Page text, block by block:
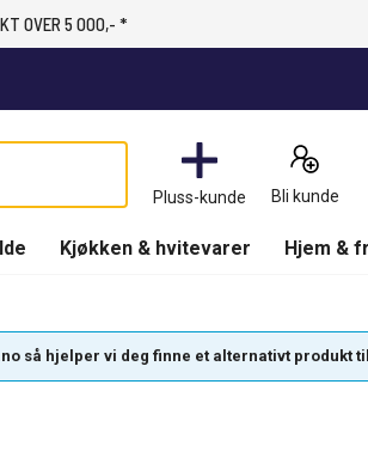
OVER 5 000,- *
Pluss-kunde Bli kunde
Kjøkken & hvitevarer Hjem &
så hjelper vi deg finne et alternativt produkt